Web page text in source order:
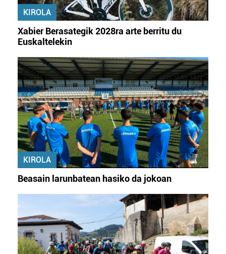
KIROLA
Xabier Berasategik 2028ra arte berritu du
Euskaltelekin
KIROLA
Beasain larunbatean hasiko da jokoan